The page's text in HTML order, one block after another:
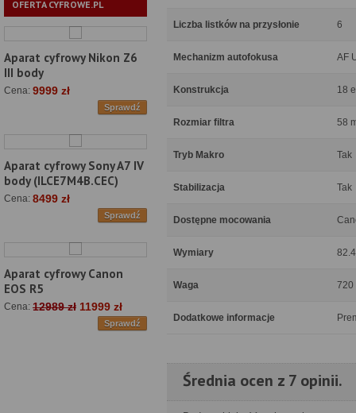
OFERTA CYFROWE.PL
Aparat cyfrowy Nikon Z6
III body
Cena: 9999 zł
Sprawdź
Aparat cyfrowy Sony A7 IV
body (ILCE7M4B.CEC)
Cena: 8499 zł
Sprawdź
Aparat cyfrowy Canon
EOS R5
Cena: 12989 zł 11999 zł
Sprawdź
Liczba listków na przysłonie 6
Mechanizm autofokusa AF
Konstrukcja 18
Rozmiar filtra 58
Tryb Makro Tak
Stabilizacja Tak
Dostępne mocowania
Wymiary
Waga 720
Dodatkowe informacje
Średnia ocen z 7 opinii.